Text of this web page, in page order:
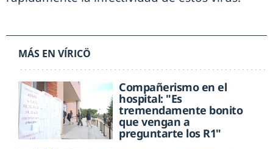
MÁS EN VÍRICÖ
Compañerismo en el
hospital: "Es
tremendamente bonito
que vengan a
preguntarte los R1"